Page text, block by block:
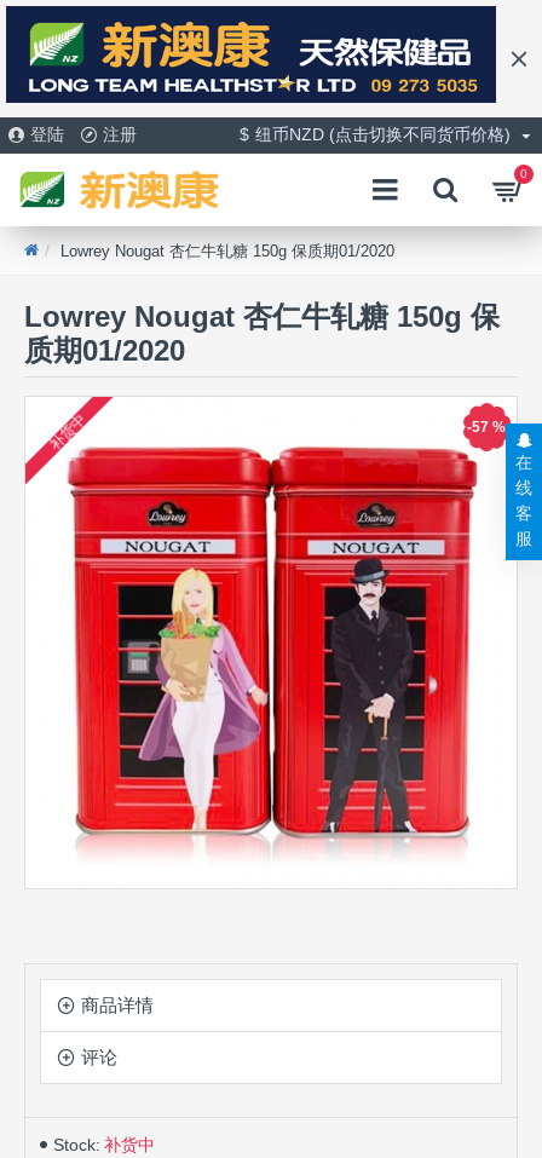
登陆 注册 $ 纽币NZD (点击切换不同货币价格)
0
Lowrey Nougat 杏仁牛轧糖 150g 保质期01/2020
Lowrey Nougat 杏仁牛轧糖 150g 保
质期01/2020
-57 %
补货中
商品详情
评论
Stock: 补货中
在
线
客
服